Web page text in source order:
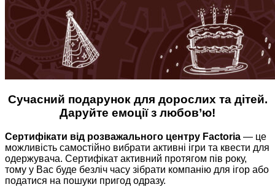
Сучасний подарунок для дорослих та дітей.
Даруйте емоції з любов’ю!
Сертифікати від розважального центру Factoria — це
можливість самостійно вибрати активні ігри та квести для
одержувача. Сертифікат активний протягом пів року,
тому у Вас буде безліч часу зібрати компанію для ігор або
податися на пошуки пригод одразу.